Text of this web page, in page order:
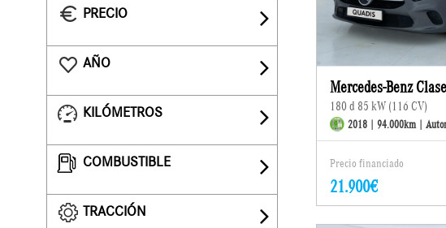
PRECIO
AÑO
KILÓMETROS
COMBUSTIBLE
TRACCIÓN
Mercedes-Benz
180 d 85 kW (116 CV)
2018 | 94.000km |
Precio financiado
21.900€